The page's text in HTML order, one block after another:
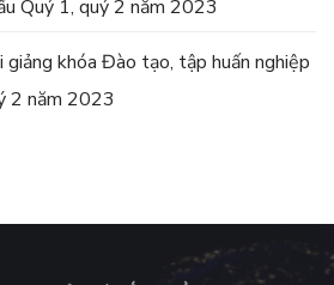
Quý 1, quý 2 năm 2023
giảng khóa Đào tạo, tập huấn nghiệp
2 năm 2023